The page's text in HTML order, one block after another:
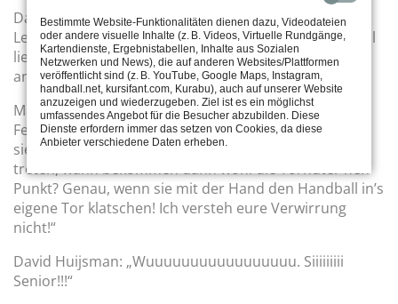
David Huijsman: „Schätze ich hab bisschen wenig
Leberkäse für meinen Ausstand gekauft – ich trink mal
lieber bisschen mehr, dann bleibt mehr Essen für die
anderen.“
Max Bauer: „Also – ist doch ganz einfach: wenn die
Feldspieler beim Kicken nen Punkt bekommen, wenn
sie mit dem Fuß den Fußball in’s gegnerische Tor
treten, wann bekommen dann wohl die Torhüter nen
Punkt? Genau, wenn sie mit der Hand den Handball in’s
eigene Tor klatschen! Ich versteh eure Verwirrung
nicht!“
David Huijsman: „Wuuuuuuuuuuuuuuuuu. Siiiiiiiii
Senior!!!“
Bestimmte Website-Funktionalitäten dienen dazu, Videodateien
oder andere visuelle Inhalte (z. B. Videos, Virtuelle Rundgänge,
Kartendienste, Ergebnistabellen, Inhalte aus Sozialen
Netzwerken und News), die auf anderen Websites/Plattformen
veröffentlicht sind (z. B. YouTube, Google Maps, Instagram,
handball.net, kursifant.com, Kurabu), auch auf unserer Website
anzuzeigen und wiederzugeben. Ziel ist es ein möglichst
umfassendes Angebot für die Besucher abzubilden. Diese
Dienste erfordern immer das setzen von Cookies, da diese
Anbieter verschiedene Daten erheben.